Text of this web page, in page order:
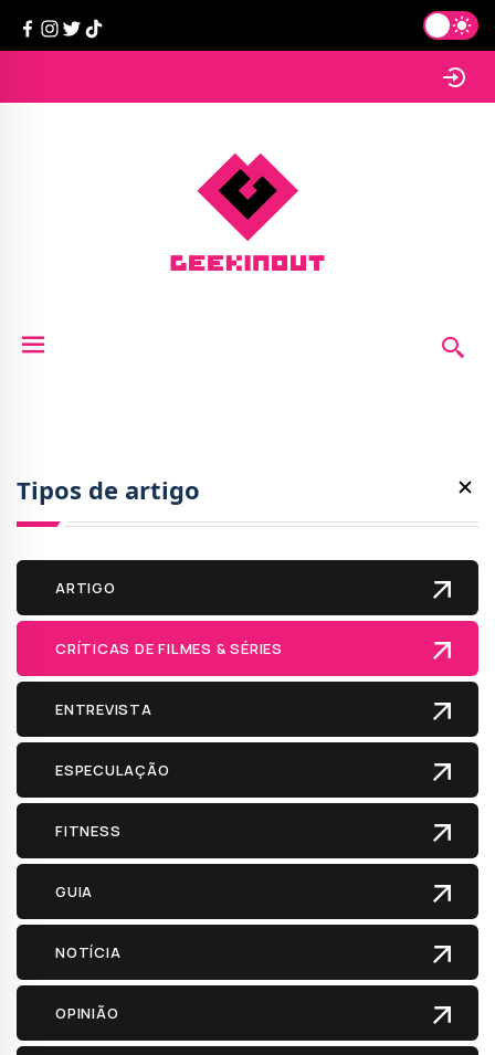
Tipos de artigo
ARTIGO
CRÍTICAS DE FILMES & SÉRIES
ENTREVISTA
ESPECULAÇÃO
FITNESS
GUIA
NOTÍCIA
OPINIÃO